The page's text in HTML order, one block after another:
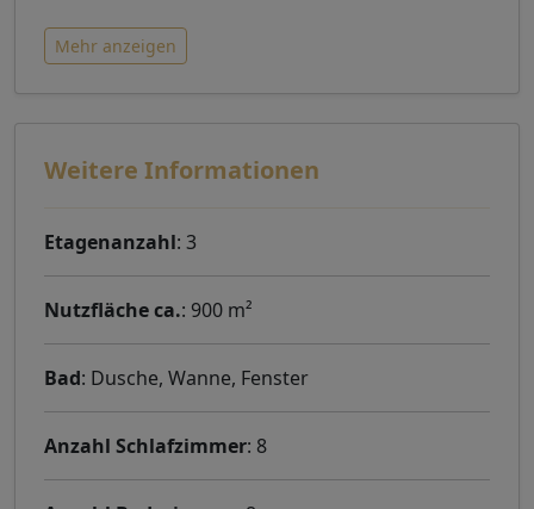
Mehr anzeigen
Weitere Informationen
Etagenanzahl: 3
Nutzfläche ca.: 900 m²
Bad: Dusche, Wanne, Fenster
Anzahl Schlafzimmer: 8